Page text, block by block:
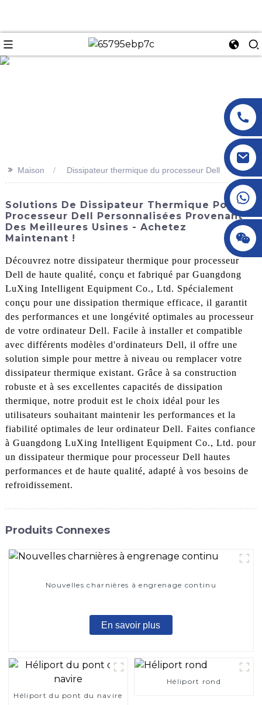
>> Maison Dissipateur thermique du processeur Dell
Solutions De Dissipateur Thermique Pour
Processeur Dell Personnalisées Provenant
Des Meilleures Usines - Achetez
Maintenant !
Découvrez notre dissipateur thermique pour processeur
Dell de haute qualité, conçu et fabriqué par Guangdong
LuXing Intelligent Equipment Co., Ltd. Spécialement
conçu pour une dissipation thermique efficace, il garantit
des performances et une longévité optimales au processeur
de votre ordinateur Dell. Facile à installer et compatible
avec différents modèles d'ordinateurs Dell, il offre une
solution simple pour mettre à niveau ou remplacer votre
dissipateur thermique existant. Grâce à sa construction
robuste et à ses excellentes capacités de dissipation
thermique, notre produit est le choix idéal pour les
utilisateurs souhaitant maintenir les performances et la
fiabilité optimales de leur ordinateur Dell. Faites confiance
à Guangdong LuXing Intelligent Equipment Co., Ltd. pour
un dissipateur thermique pour processeur Dell hautes
performances et de haute qualité, adapté à vos besoins de
refroidissement.
Produits Connexes
Nouvelles charnières à engrenage continu
En savoir plus
Héliport du pont du navire
Héliport rond